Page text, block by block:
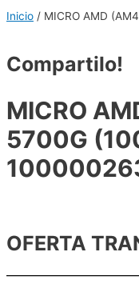
Inicio / MICRO AMD
Compartilo!
MICRO
5700G
OFERTA